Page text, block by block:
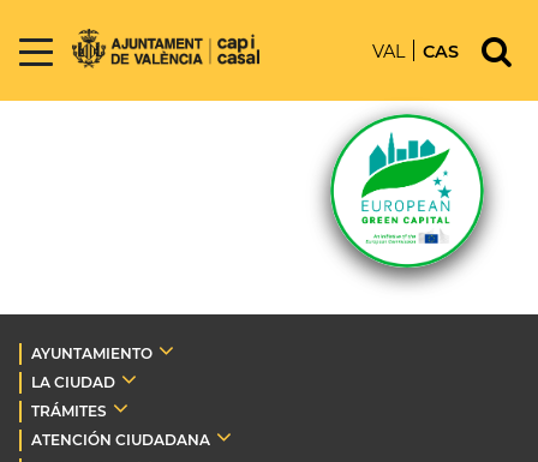
VAL CAS
AYUNTAMIENTO
LA CIUDAD
TRÁMITES
ATENCIÓN CIUDADANA